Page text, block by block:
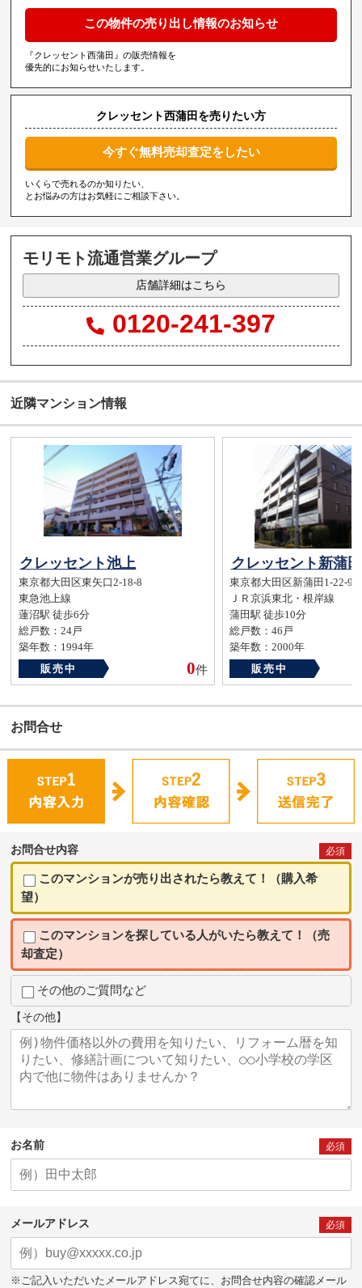
この物件の売り出し情報のお知らせ
『クレッセント西蒲田』の販売情報を
優先的にお知らせいたします。
クレッセント西蒲田を売りたい方
今すぐ無料売却査定をしたい
いくらで売れるのか知りたい、
とお悩みの方はお気軽にご相談下さい。
モリモト流通営業グループ
店舗詳細はこちら
0120-241-397
近隣マンション情報
クレッセント池上
東京都大田区東矢口2-18-8
東急池上線
蓮沼駅 徒歩6分
総戸数：24戸
築年数：1994年
販売中
0件
クレッセント新蒲田
東京都大田区新蒲田1-22-9
ＪＲ京浜東北・根岸線
蒲田駅 徒歩10分
総戸数：46戸
築年数：2000年
販売中
お問合せ
お問合せ内容 必須
このマンションが売り出されたら教えて！（購入希
望）
このマンションを探している人がいたら教えて！（売
却査定）
その他のご質問など
【その他】
お名前 必須
メールアドレス 必須
※ご記入いただいたメールアドレス宛てに、お問合せ内容の確認メール